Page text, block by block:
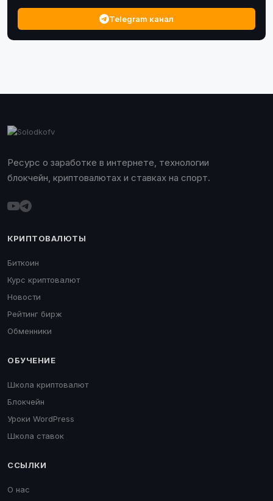
Telegram канал
Ресурс о заработке в интернете, технологии
блокчейн, криптовалютах и ставках на спорт.
КРИПТОВАЛЮТЫ
Биткоин
Курс криптовалют
Новости
Рейтинг бирж
Обменники
ОБУЧЕНИЕ
Школа криптовалют
Блокчейн
Уроки WordPress
Школа ставок
ССЫЛКИ
О нас